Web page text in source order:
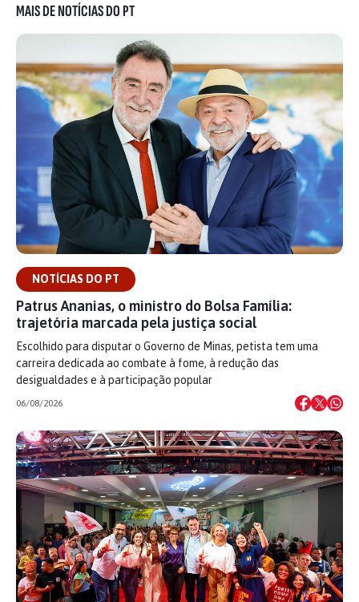
MAIS DE NOTÍCIAS DO PT
NOTÍCIAS DO PT
Patrus Ananias, o ministro do Bolsa Família:
trajetória marcada pela justiça social
Escolhido para disputar o Governo de Minas, petista tem uma
carreira dedicada ao combate à fome, à redução das
desigualdades e à participação popular
06/08/2026